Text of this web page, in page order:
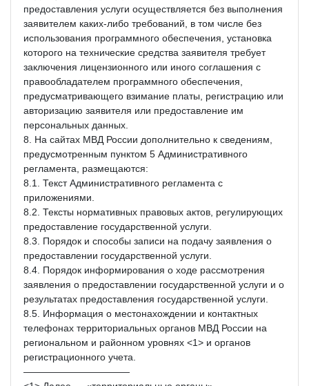
предоставления услуги осуществляется без выполнения
заявителем каких-либо требований, в том числе без
использования программного обеспечения, установка
которого на технические средства заявителя требует
заключения лицензионного или иного соглашения с
правообладателем программного обеспечения,
предусматривающего взимание платы, регистрацию или
авторизацию заявителя или предоставление им
персональных данных.
8. На сайтах МВД России дополнительно к сведениям,
предусмотренным пунктом 5 Административного
регламента, размещаются:
8.1. Текст Административного регламента с
приложениями.
8.2. Тексты нормативных правовых актов, регулирующих
предоставление государственной услуги.
8.3. Порядок и способы записи на подачу заявления о
предоставлении государственной услуги.
8.4. Порядок информирования о ходе рассмотрения
заявления о предоставлении государственной услуги и о
результатах предоставления государственной услуги.
8.5. Информация о местонахождении и контактных
телефонах территориальных органов МВД России на
региональном и районном уровнях <1> и органов
регистрационного учета.
———————————